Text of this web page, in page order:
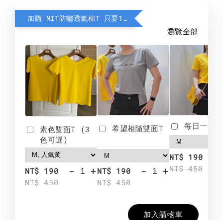
加購 MIT防曬透氣棉T 只要190元
瀏覽全部
素色雙面T (3
色可選)
NT$ 190
NT$ 450
- +
希望相隨雙面T
NT$ 190
NT$ 450
- +
每日一笑
NT$ 190
NT$ 450
加入購物車